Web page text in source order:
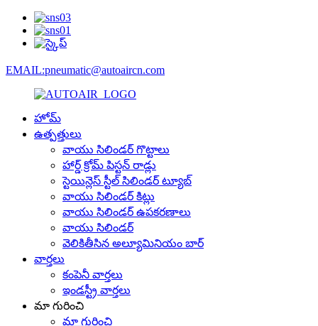
EMAIL:pneumatic@autoaircn.com
హోమ్
ఉత్పత్తులు
వాయు సిలిండర్ గొట్టాలు
హార్డ్ క్రోమ్ పిస్టన్ రాడ్లు
స్టెయిన్లెస్ స్టీల్ సిలిండర్ ట్యూబ్
వాయు సిలిండర్ కిట్లు
వాయు సిలిండర్ ఉపకరణాలు
వాయు సిలిండర్
వెలికితీసిన అల్యూమినియం బార్
వార్తలు
కంపెనీ వార్తలు
ఇండస్ట్రీ వార్తలు
మా గురించి
మా గురించి